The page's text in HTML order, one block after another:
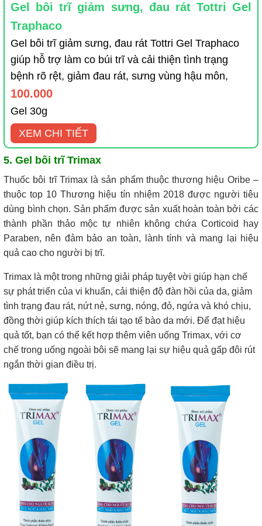
Gel bôi trĩ giảm sưng, đau rát Tottri Gel
Traphaco
Gel bôi trĩ giảm sưng, đau rát Tottri Gel Traphaco
giúp hỗ trợ làm co búi trĩ và cải thiện tình trạng
bệnh rõ rệt, giảm đau rát, sưng vùng hậu môn,
100.000
Gel 30g
XEM CHI TIẾT
5. Gel bôi trĩ Trimax
Thuốc bôi trĩ Trimax là sản phẩm thuộc thương hiệu Oribe –
thuộc top 10 Thương hiệu tín nhiệm 2018 được người tiêu
dùng bình chọn. Sản phẩm được sản xuất hoàn toàn bởi các
thành phần thảo mộc tự nhiên không chứa Corticoid hay
Paraben, nên đảm bảo an toàn, lành tính và mang lại hiệu
quả cao cho người bị trĩ.
Trimax là một trong những giải pháp tuyệt vời giúp hạn chế
sự phát triển của vi khuẩn, cải thiện độ đàn hồi của da, giảm
tình trạng đau rát, nứt nẻ, sưng, nóng, đỏ, ngứa và khó chịu,
đồng thời giúp kích thích tái tạo tế bào da mới. Để đạt hiệu
quả tốt, bạn có thể kết hợp thêm viên uống Trimax, với cơ
chế trong uống ngoài bôi sẽ mang lại sự hiệu quả gấp đôi rút
ngắn thời gian điều trị.